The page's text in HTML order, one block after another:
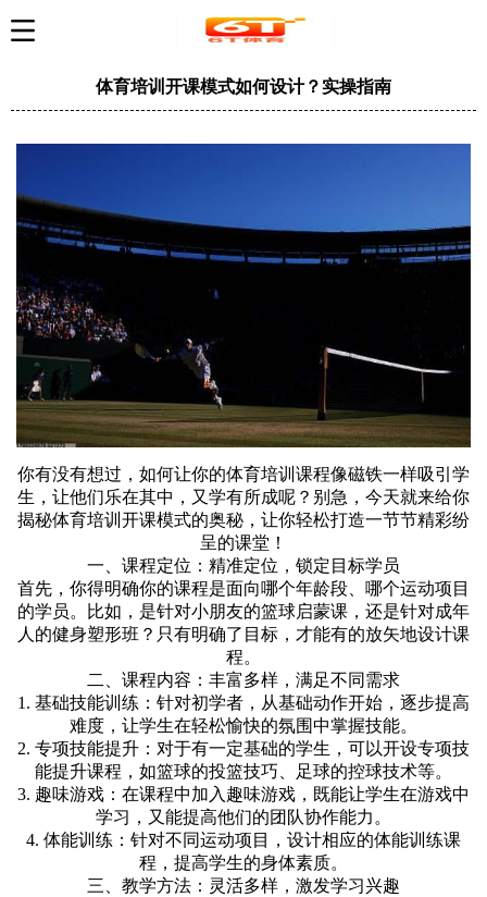
体育培训开课模式如何设计？实操指南
你有没有想过，如何让你的体育培训课程像磁铁一样吸引学
生，让他们乐在其中，又学有所成呢？别急，今天就来给你
揭秘体育培训开课模式的奥秘，让你轻松打造一节节精彩纷
呈的课堂！
一、课程定位：精准定位，锁定目标学员
首先，你得明确你的课程是面向哪个年龄段、哪个运动项目
的学员。比如，是针对小朋友的篮球启蒙课，还是针对成年
人的健身塑形班？只有明确了目标，才能有的放矢地设计课
程。
二、课程内容：丰富多样，满足不同需求
1. 基础技能训练：针对初学者，从基础动作开始，逐步提高
难度，让学生在轻松愉快的氛围中掌握技能。
2. 专项技能提升：对于有一定基础的学生，可以开设专项技
能提升课程，如篮球的投篮技巧、足球的控球技术等。
3. 趣味游戏：在课程中加入趣味游戏，既能让学生在游戏中
学习，又能提高他们的团队协作能力。
4. 体能训练：针对不同运动项目，设计相应的体能训练课
程，提高学生的身体素质。
三、教学方法：灵活多样，激发学习兴趣